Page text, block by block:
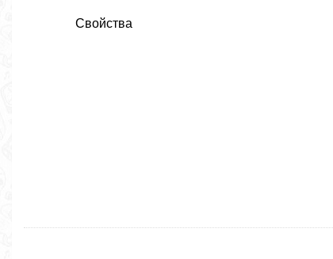
Свойства